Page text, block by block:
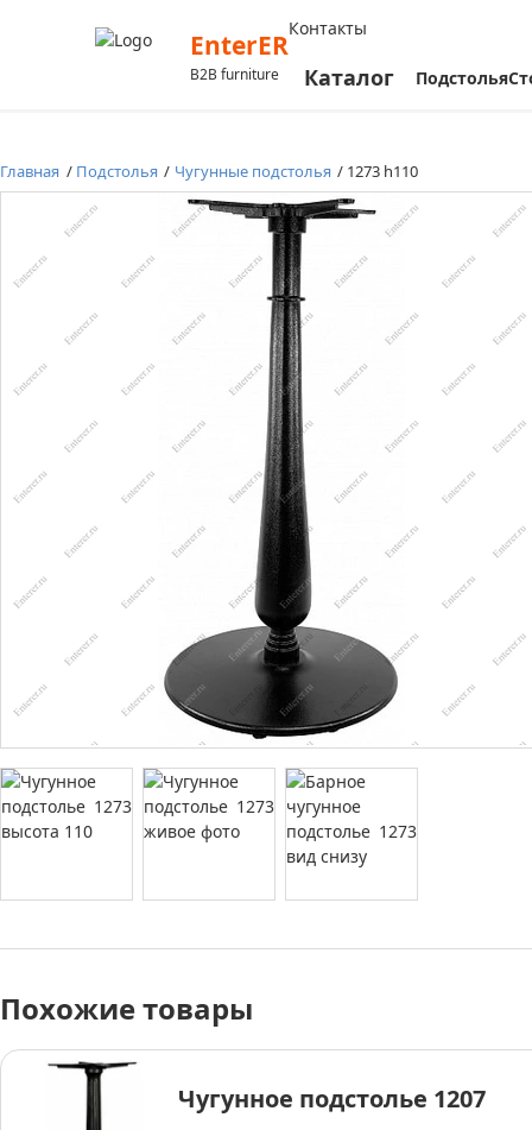
EnterER
B2B furniture
Контакты
Каталог Подстолья
Главная Подстолья Чугунные подстолья 1273 h110
Похожие товары
Чугунное подстолье 1207